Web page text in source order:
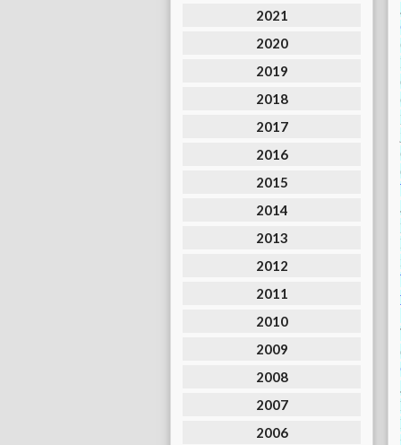
2021
2020
2019
2018
2017
2016
2015
2014
2013
2012
2011
2010
2009
2008
2007
2006